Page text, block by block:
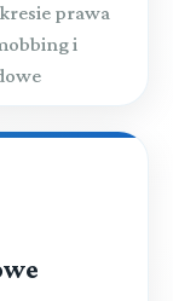
prawa
i